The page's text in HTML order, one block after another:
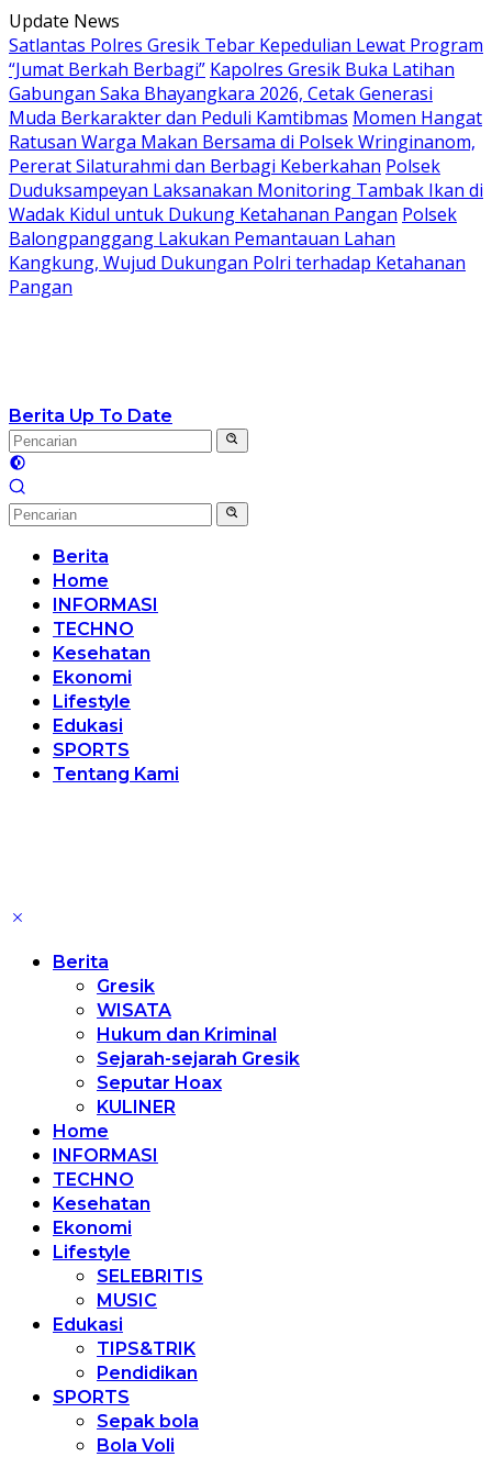
Langsung
ke
konten
Update News
Satlantas Polres Gresik Tebar Kepedulian Lewat Program
“Jumat Berkah Berbagi” Kapolres Gresik Buka Latihan
Gabungan Saka Bhayangkara 2026, Cetak Generasi
Muda Berkarakter dan Peduli Kamtibmas Momen Hangat
Ratusan Warga Makan Bersama di Polsek Wringinanom,
Pererat Silaturahmi dan Berbagi Keberkahan Polsek
Duduksampeyan Laksanakan Monitoring Tambak Ikan di
Wadak Kidul untuk Dukung Ketahanan Pangan Polsek
Balongpanggang Lakukan Pemantauan Lahan
Kangkung, Wujud Dukungan Polri terhadap Ketahanan
Pangan
Berita Up To Date
Berita
Home
INFORMASI
TECHNO
Kesehatan
Ekonomi
Lifestyle
Edukasi
SPORTS
Tentang Kami
Berita
Gresik
WISATA
Hukum dan Kriminal
Sejarah-sejarah Gresik
Seputar Hoax
KULINER
Home
INFORMASI
TECHNO
Kesehatan
Ekonomi
Lifestyle
SELEBRITIS
MUSIC
Edukasi
TIPS&TRIK
Pendidikan
SPORTS
Sepak bola
Bola Voli